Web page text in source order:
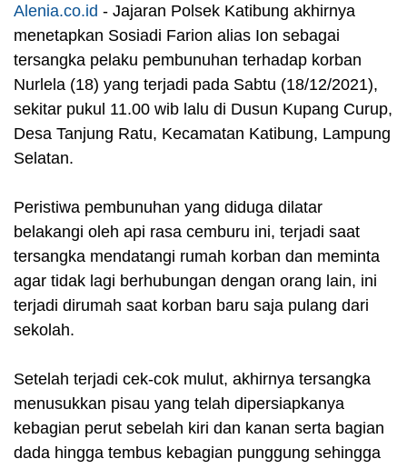
Alenia.co.id - Jajaran Polsek Katibung akhirnya
menetapkan Sosiadi Farion alias Ion sebagai
tersangka pelaku pembunuhan terhadap korban
Nurlela (18) yang terjadi pada Sabtu (18/12/2021),
sekitar pukul 11.00 wib lalu di Dusun Kupang Curup,
Desa Tanjung Ratu, Kecamatan Katibung, Lampung
Selatan.
Peristiwa pembunuhan yang diduga dilatar
belakangi oleh api rasa cemburu ini, terjadi saat
tersangka mendatangi rumah korban dan meminta
agar tidak lagi berhubungan dengan orang lain, ini
terjadi dirumah saat korban baru saja pulang dari
sekolah.
Setelah terjadi cek-cok mulut, akhirnya tersangka
menusukkan pisau yang telah dipersiapkanya
kebagian perut sebelah kiri dan kanan serta bagian
dada hingga tembus kebagian punggung sehingga